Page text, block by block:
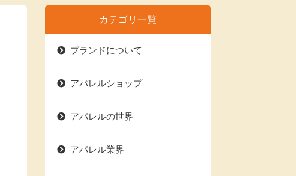
カテゴリ一覧
ブランドについて
アパレルショップ
アパレルの世界
アパレル業界